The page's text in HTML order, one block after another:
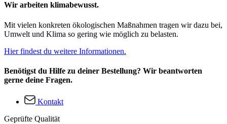
Wir arbeiten klimabewusst.
Mit vielen konkreten ökologischen Maßnahmen tragen wir dazu bei,
Umwelt und Klima so gering wie möglich zu belasten.
Hier findest du weitere Informationen.
Benötigst du Hilfe zu deiner Bestellung? Wir beantworten
gerne deine Fragen.
Kontakt
Geprüfte Qualität